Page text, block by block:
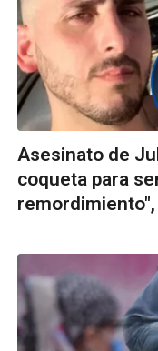
Asesinato de
coqueta para